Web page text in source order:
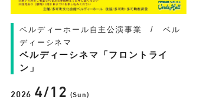
ベルディーホール自主公演事業 / ベル
ディーシネマ
ベルディーシネマ「フロントライ
ン」
2026 4/12 (Sun)